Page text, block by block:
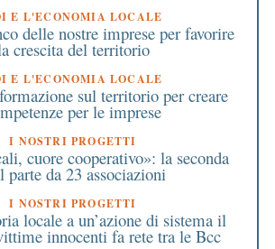
E L'ECONOMIA LOCALE
delle nostre imprese per favorire
crescita del territorio
E L'ECONOMIA LOCALE
sul territorio per creare
per le imprese
I NOSTRI PROGETTI
cuore cooperativo»: la seconda
parte da 23 associazioni
I NOSTRI PROGETTI
locale a un’azione di sistema il
innocenti fa rete tra le Bcc